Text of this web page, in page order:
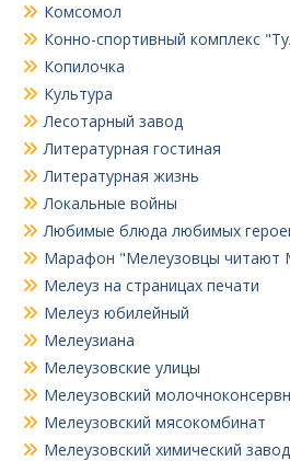
Комсомол
Конно-спортивный комплекс
Копилочка
Культура
Лесотарный завод
Литературная гостиная
Литературная жизнь
Локальные войны
Любимые блюда любимых
Марафон "Мелеузовцы читают
Мелеуз на страницах печати
Мелеуз юбилейный
Мелеузиана
Мелеузовские улицы
Мелеузовский
Мелеузовский мясокомбинат
Мелеузовский химический завод